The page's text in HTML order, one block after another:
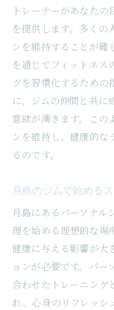
無料体験で
月島での体
扉
パーソナル
会
パーソナルジム
を改善する方法
ライフスタ
パーソナルジ
善
無料体験で
月島での経
スタイル
トレーナーがあなた
を提供します。多くの
ンを維持することが
を通じてフィットネス
グを習慣化するための
に、ジムの仲間と共に
意欲が湧きます。この
ンを維持し、健康的な
るのです。
月島のジムで始める
月島にあるパーソナル
理を始める理想的な場
健康に与える影響が大
ョンが必要です。パー
合わせたトレーニング
れ、心身のリフレッシ